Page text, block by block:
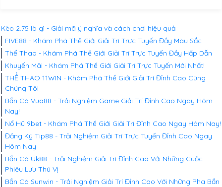
Kèo 2.75 là gì - Giải mã ý nghĩa và cách chơi hiệu quả
FIVE88 - Khám Phá Thế Giới Giải Trí Trực Tuyến Đầy Màu Sắc
Thể Thao - Khám Phá Thế Giới Giải Trí Trực Tuyến Đầy Hấp Dẫn
Khuyến Mãi - Khám Phá Thế Giới Giải Trí Trực Tuyến Mới Nhất!
THỂ THAO 11WIN - Khám Phá Thế Giới Giải Trí Đỉnh Cao Cùng
Chúng Tôi
Bắn Cá Vua88 - Trải Nghiệm Game Giải Trí Đỉnh Cao Ngay Hôm
Nay!
Nổ Hũ 9bet - Khám Phá Thế Giới Giải Trí Đỉnh Cao Ngay Hôm Nay!
Đăng Ký Tip88 - Trải Nghiệm Giải Trí Trực Tuyến Đỉnh Cao Ngay
Hôm Nay
Bắn Cá Uk88 - Trải Nghiệm Giải Trí Đỉnh Cao Với Những Cuộc
Phiêu Lưu Thú Vị
Bắn Cá Sunwin - Trải Nghiệm Giải Trí Đỉnh Cao Với Những Pha Bắn